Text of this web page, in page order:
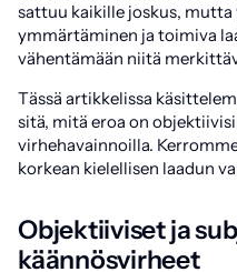
sattuu kaikille joskus,
ymmärtäminen ja toimiva
vähentämään niitä
Tässä artikkelissa
sitä, mitä eroa on
virhehavainnoilla.
korkean kielellisen laadun
Objektiiviset ja
käännösvirheet